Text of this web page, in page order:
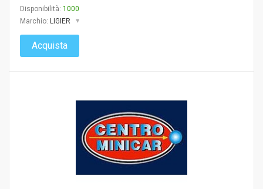
Disponibilità: 1000
Marchio: LIGIER
Acquista